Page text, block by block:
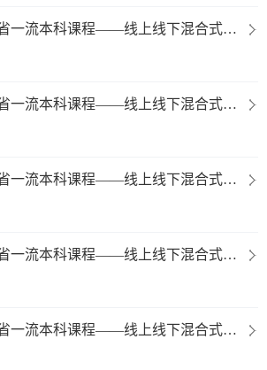
【第二批黑龙江省一流本科课程——线上线下混合式一流课程】植物营养学
【第二批黑龙江省一流本科课程——线上线下混合式一流课程】公园设计
【第二批黑龙江省一流本科课程——线上线下混合式一流课程】马克思主义基本原理概论
【第二批黑龙江省一流本科课程——线上线下混合式一流课程】食品科学与工程导论
【第二批黑龙江省一流本科课程——线上线下混合式一流课程】化工制图